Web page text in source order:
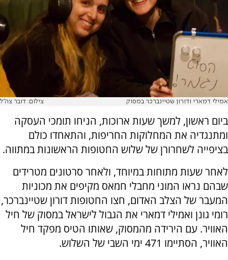
אמילי דמארי ודורון שטיינברכר במסוק צילום: דובר צה"ל
ביום ראשון, למשך שעות ארוכות, הניחו תומכי העסקה
ומתנגדיה את המחלוקות החריפות, והתאחדו כולם
בציפייה לשחרורן של שלוש החטופות הראשונות במתווה.
לאחר שעות מתוחות במיוחד, ולאחר סרטונים מטרידים
שבהם נראו המוני מחבלי חמאס מקיפים את מכוניות
המעבר של הצלב האדום, חצו החטופות דורון שטיינברכר,
רומי גונן ואמילי דמארי את הגבול לישראל במסוק של חיל
האוויר. עם הירידה מהמסוק, שאותו הטיס מפקד חיל
האוויר, הסתיימו 471 ימי השבי של השלוש.